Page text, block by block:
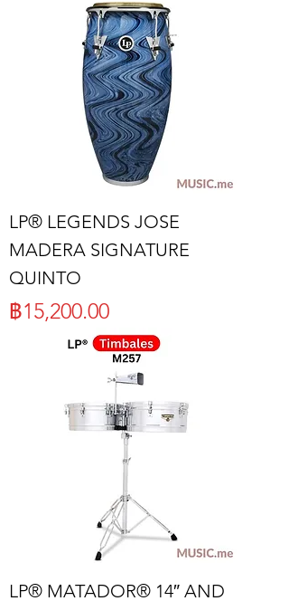
LP® LEGENDS JOSE
MADERA SIGNATURE
QUINTO
ราคา
฿15,200.00
LP® MATADOR® 14″ AND